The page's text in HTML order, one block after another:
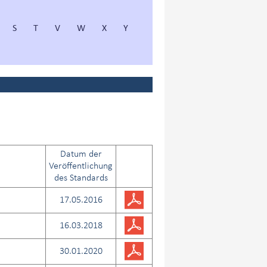
S T V W X
Y
Datum der
Veröffentlichung
des Standards
17.05.2016
16.03.2018
30.01.2020